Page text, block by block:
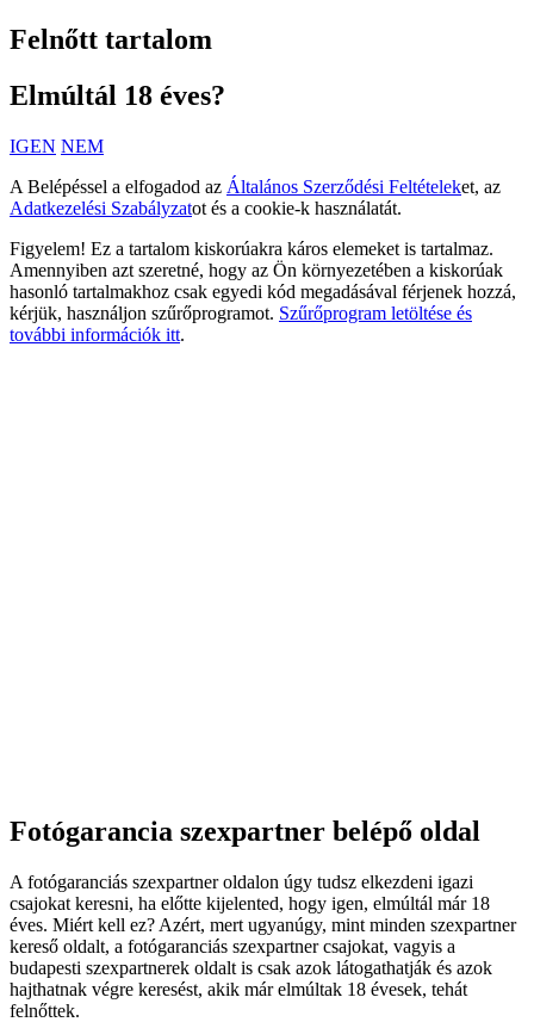
Felnőtt tartalom
Elmúltál 18 éves?
IGEN NEM
A Belépéssel a elfogadod az Általános Szerződési Feltételeket, az
Adatkezelési Szabályzatot és a cookie-k használatát.
Figyelem! Ez a tartalom kiskorúakra káros elemeket is tartalmaz.
Amennyiben azt szeretné, hogy az Ön környezetében a kiskorúak
hasonló tartalmakhoz csak egyedi kód megadásával férjenek hozzá,
kérjük, használjon szűrőprogramot. Szűrőprogram letöltése és
további információk itt.
Fotógarancia szexpartner belépő oldal
A fotógaranciás szexpartner oldalon úgy tudsz elkezdeni igazi
csajokat keresni, ha előtte kijelented, hogy igen, elmúltál már 18
éves. Miért kell ez? Azért, mert ugyanúgy, mint minden szexpartner
kereső oldalt, a fotógaranciás szexpartner csajokat, vagyis a
budapesti szexpartnerek oldalt is csak azok látogathatják és azok
hajthatnak végre keresést, akik már elmúltak 18 évesek, tehát
felnőttek.